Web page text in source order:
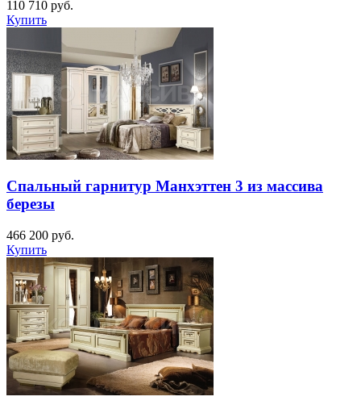
110 710 руб.
Купить
Спальный гарнитур Манхэттен 3 из массива
березы
466 200 руб.
Купить